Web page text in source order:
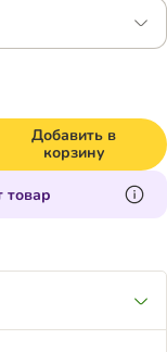
Добавить в
корзину
товар